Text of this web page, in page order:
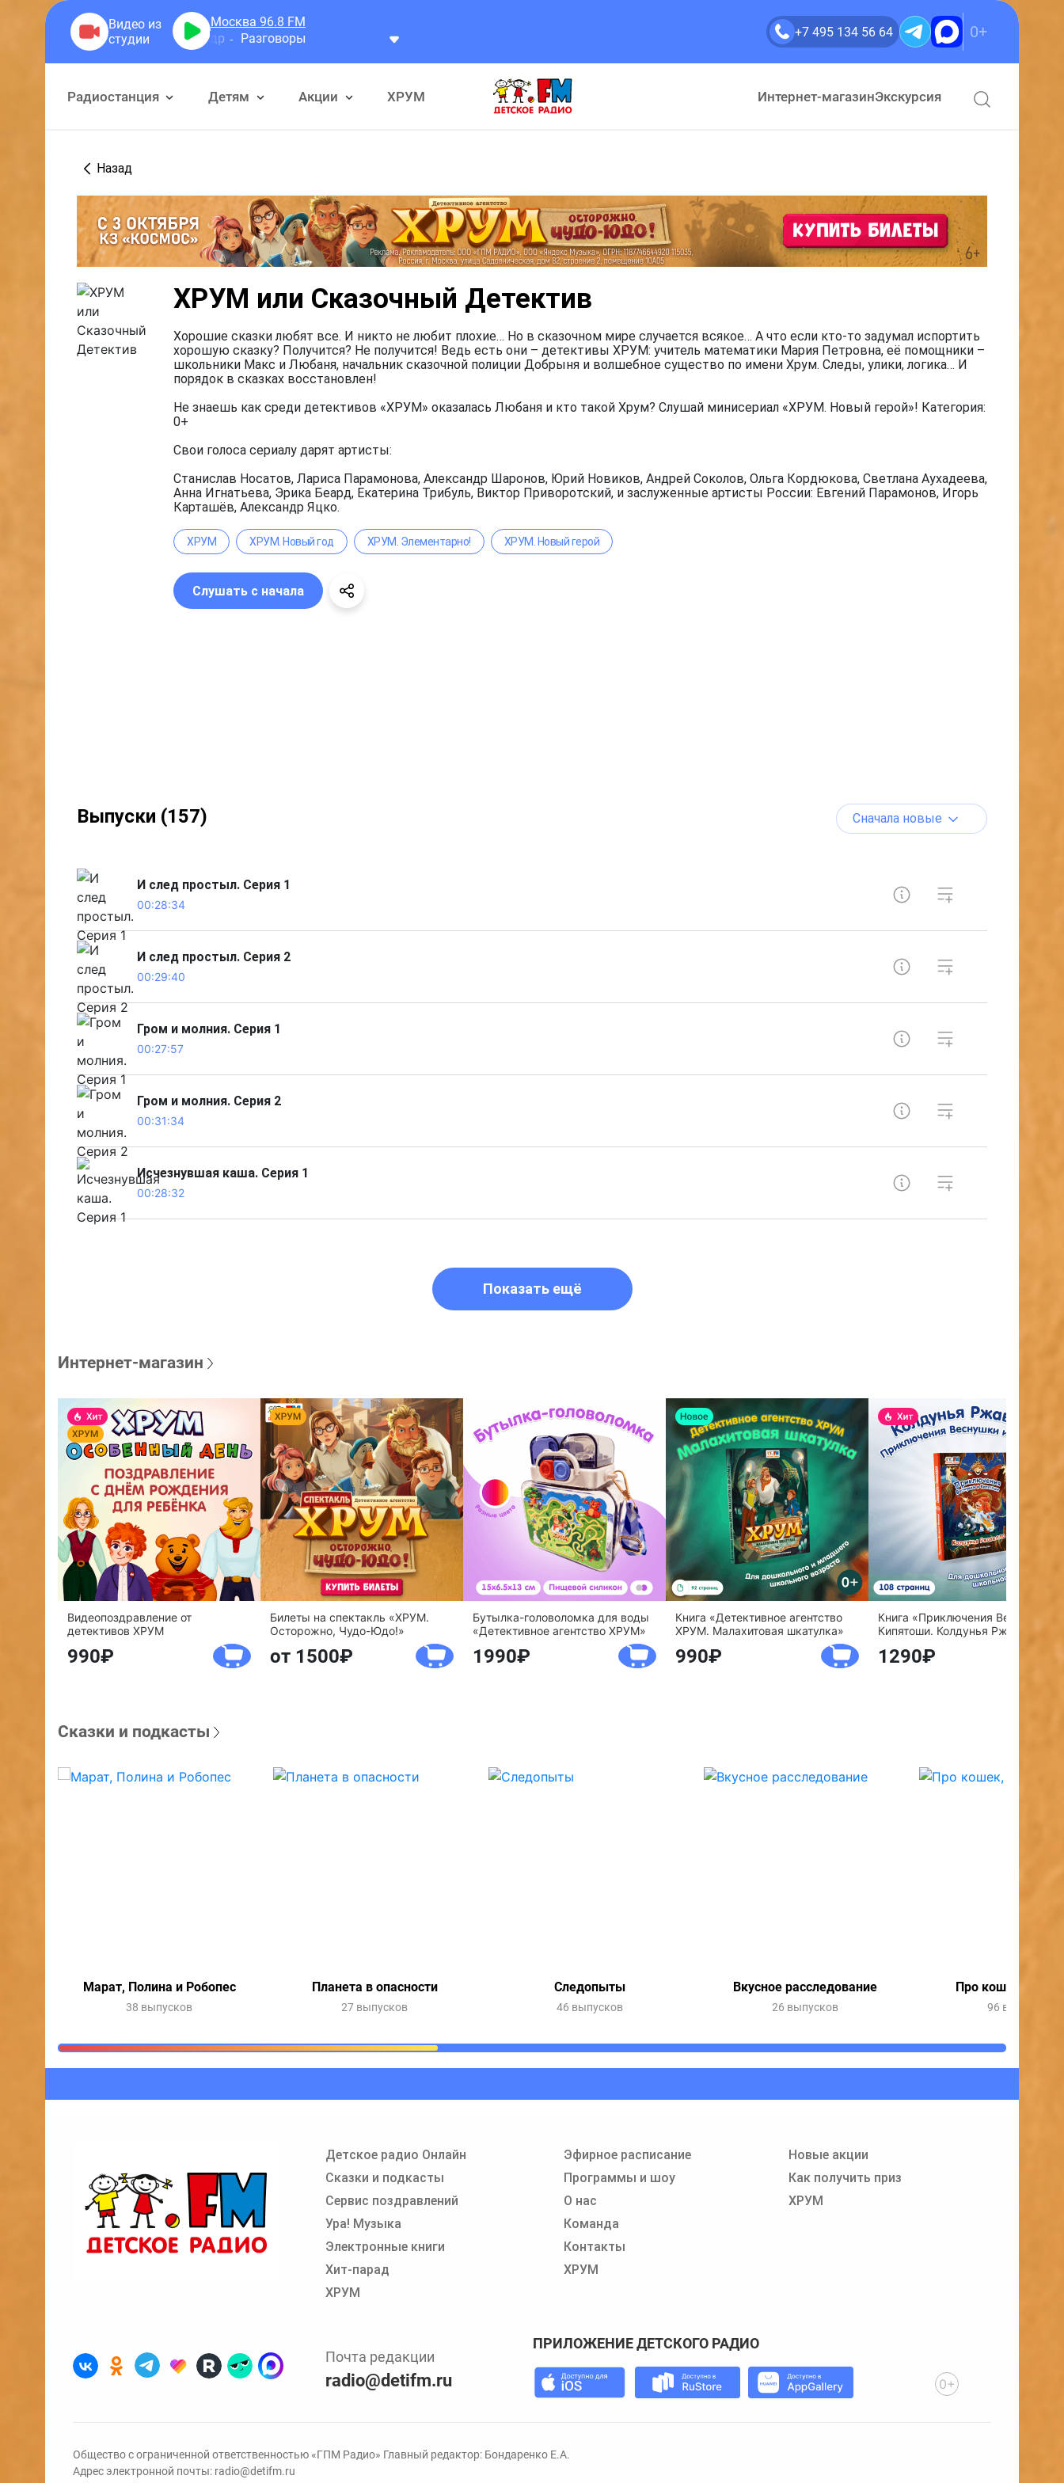
Москва 96.8 FM
Герра Александр
Разговоры +7 495 134 56 64 0+
Радиостанция Детям Акции ХРУМ Интернет-магазинЭкскурсия
Очередь прослушивания
Добавьте в очередь прослушивания другие записи программ или сказок
Назад
ХРУМ или Сказочный Детектив
Хорошие сказки любят все. И никто не любит плохие… Но в сказочном мире случается всякое… А что если кто-то задумал испортить
хорошую сказку? Получится? Не получится! Ведь есть они – детективы ХРУМ: учитель математики Мария Петровна, её помощники –
школьники Макс и Любаня, начальник сказочной полиции Добрыня и волшебное существо по имени Хрум. Следы, улики, логика… И
порядок в сказках восстановлен!
Не знаешь как среди детективов «ХРУМ» оказалась Любаня и кто такой Хрум? Слушай минисериал «ХРУМ. Новый герой»! Категория:
0+
Свои голоса сериалу дарят артисты:
Станислав Носатов, Лариса Парамонова, Александр Шаронов, Юрий Новиков, Андрей Соколов, Ольга Кордюкова, Светлана Аухадеева,
Анна Игнатьева, Эрика Беард, Екатерина Трибуль, Виктор Приворотский, и заслуженные артисты России: Евгений Парамонов, Игорь
Карташёв, Александр Яцко.
ХРУМ ХРУМ. Новый год ХРУМ. Элементарно! ХРУМ. Новый герой
Слушать с начала
Выпуски (157) Сначала новые
И след простыл. Серия 1
00:28:34
И след простыл. Серия 2
00:29:40
Гром и молния. Серия 1
00:27:57
Гром и молния. Серия 2
00:31:34
Исчезнувшая каша. Серия 1
00:28:32
Показать ещё
Интернет-магазин
Видеопоздравление от
детективов ХРУМ
990
Билеты на спектакль «ХРУМ.
Осторожно, Чудо-Юдо!»
от 1500
Бутылка-головоломка для воды
«Детективное агентство ХРУМ»
1990
Книга «Детективное агентство
ХРУМ. Малахитовая шкатулка»
990
Книга «Приключения Веснушки и
Кипятоши. Колдунья Ржавелла»
1290
Сказки и подкасты
Марат, Полина и Робопес
38 выпусков
Планета в опасности
27 выпусков
Следопыты
46 выпусков
Вкусное расследование
26 выпусков
Про кошек, про
96 выпусков
Детское радио Онлайн
Сказки и подкасты
Сервис поздравлений
Ура! Музыка
Электронные книги
Хит-парад
ХРУМ
Эфирное расписание
Программы и шоу
О нас
Команда
Контакты
ХРУМ
Новые акции
Как получить приз
ХРУМ
Почта редакции
radio@detifm.ru
ПРИЛОЖЕНИЕ ДЕТСКОГО РАДИО
0+
Общество с ограниченной ответственностью «ГПМ Радио» Главный редактор: Бондаренко Е.А.
Адрес электронной почты: radio@detifm.ru